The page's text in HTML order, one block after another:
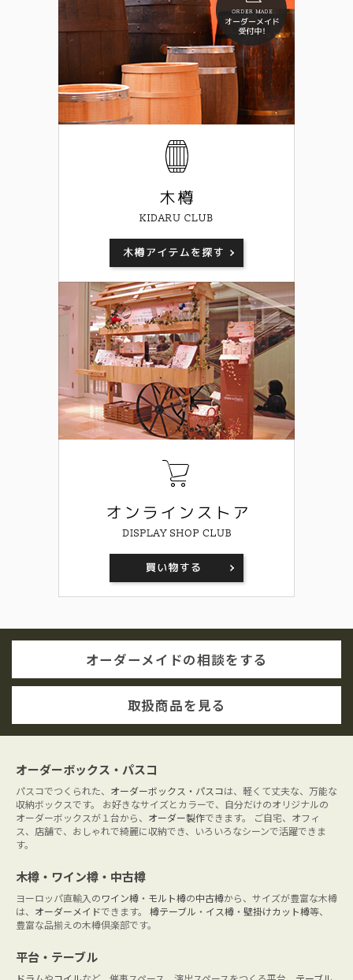
オーダーメイドの相談をする
取扱商品を見る
オーダーボックス・パスコ
パスコでつくられた、 オーダーボックス・パスコは、軽くて丈夫な、万能な
収納ボックスです。 お好きなサイズとカラーで、自分だけのオリジナルの
オーダーボックスが１台から、 オーダー製作できます。 ご自宅、オフィ
ス、店舗で、おしゃれで綺麗に収納でき、いろいろなシーンで活躍できま
す。
木樽・ワイン樽・中古樽
ヨーロッパ直輸入のワイン樽 ・ モルト樽の中古樽から、サイズが豊富な木樽
は、 オーダーメイドできます。 樽テーブル ・ イス樽 ・ 壁掛けカット樽等、
豊富な品揃えの木樽倶楽部です。
平台・テーブル